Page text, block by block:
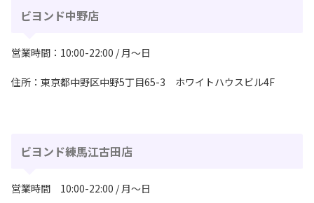
ビヨンド中野店
営業時間：10:00-22:00 / 月〜日
住所：東京都中野区中野5丁目65-3 ホワイトハウスビル4F
ビヨンド練馬江古田店
営業時間 10:00-22:00 / 月〜日